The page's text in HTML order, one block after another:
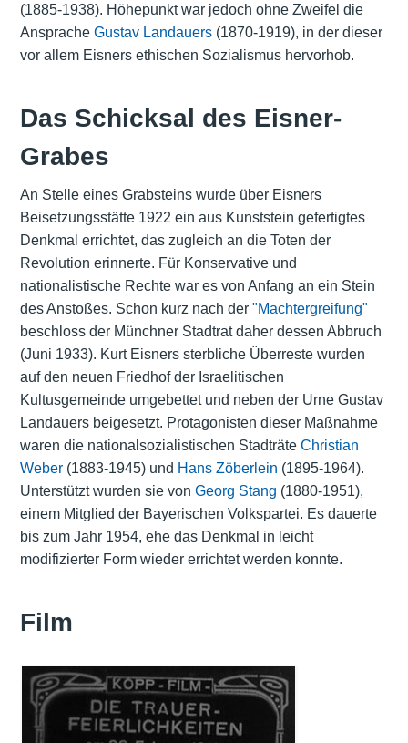
(1885-1938). Höhepunkt war jedoch ohne Zweifel die
Ansprache Gustav Landauers(1870-1919), in der dieser
vor allem Eisners ethischen Sozialismus hervorhob.
Das Schicksal des Eisner-
Grabes
An Stelle eines Grabsteins wurde über Eisners
Beisetzungsstätte 1922 ein aus Kunststein gefertigtes
Denkmal errichtet, das zugleich an die Toten der
Revolution erinnerte. Für Konservative und
nationalistische Rechte war es von Anfang an ein Stein
des Anstoßes. Schon kurz nach der "Machtergreifung"
beschloss der Münchner Stadtrat daher dessen Abbruch
(Juni 1933). Kurt Eisners sterbliche Überreste wurden
auf den neuen Friedhof der Israelitischen
Kultusgemeinde umgebettet und neben der Urne Gustav
Landauers beigesetzt. Protagonisten dieser Maßnahme
waren die nationalsozialistischen Stadträte Christian
Weber(1883-1945) und Hans Zöberlein (1895-1964).
Unterstützt wurden sie von Georg Stang (1880-1951),
einem Mitglied der Bayerischen Volkspartei. Es dauerte
bis zum Jahr 1954, ehe das Denkmal in leicht
modifizierter Form wieder errichtet werden konnte.
Film